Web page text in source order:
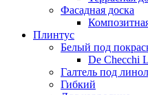
Фасадная доска
Плинтус
Белый под
De Checchi
Галтель под
Гибкий